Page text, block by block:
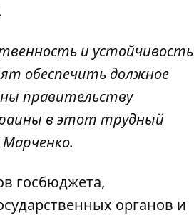
и устойчивость
обеспечить должное
правительству
в этот трудный
госбюджета,
органов и